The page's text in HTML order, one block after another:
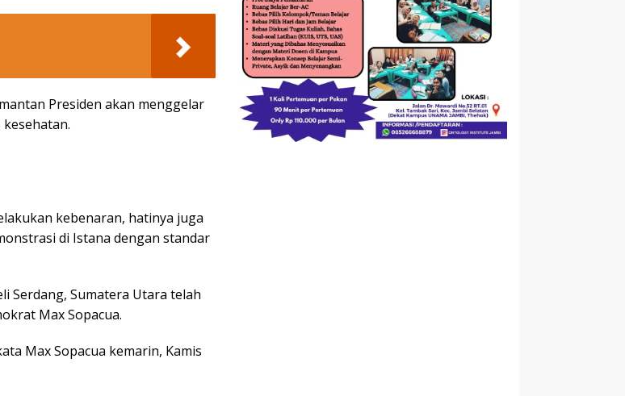
Presiden akan menggelar
kebenaran, hatinya juga
di Istana dengan standar
Serdang, Sumatera Utara telah
Max Sopacua.
Max Sopacua kemarin, Kamis